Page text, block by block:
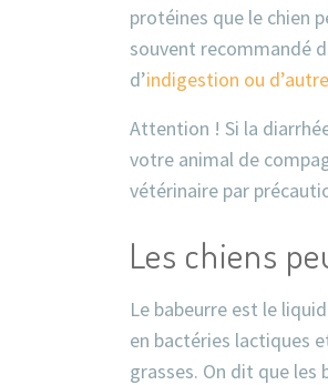
protéines que le chien
souvent recommandé
d’indigestion ou
Attention ! Si la
votre animal de
vétérinaire par
Les chiens
Le babeurre est le
en bactéries lactiques
grasses. On dit que